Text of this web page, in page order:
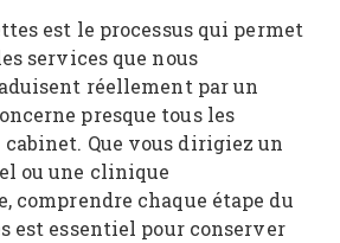
est le processus qui permet
services que nous
réellement par un
presque tous les
Que vous dirigiez un
ou une clinique
chaque étape du
est essentiel pour conserver